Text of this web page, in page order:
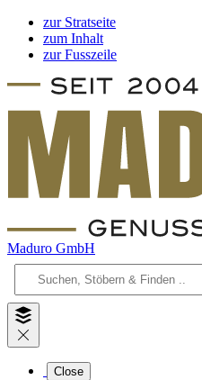
zur Stratseite
zum Inhalt
zur Fusszeile
Maduro GmbH
Close